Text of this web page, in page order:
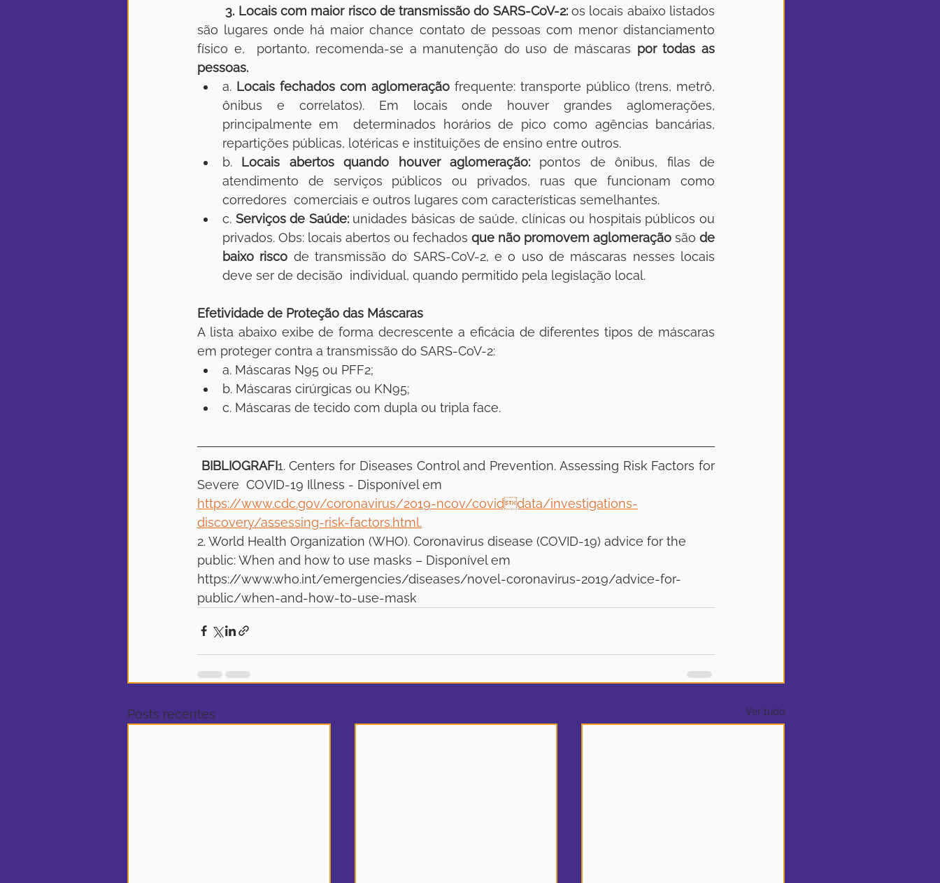
3. Locais com maior risco de transmissão do SARS-CoV-2: os locais abaixo listados
são lugares onde há maior chance contato de pessoas com menor distanciamento
físico e,  portanto, recomenda-se a manutenção do uso de máscaras por todas as
pessoas.
a. Locais fechados com aglomeração frequente: transporte público (trens, metrô,
ônibus e correlatos). Em locais onde houver grandes aglomerações,
principalmente em  determinados horários de pico como agências bancárias,
repartições públicas, lotéricas e instituições de ensino entre outros.
b. Locais abertos quando houver aglomeração: pontos de ônibus, filas de
atendimento de serviços públicos ou privados, ruas que funcionam como
corredores  comerciais e outros lugares com características semelhantes.
c. Serviços de Saúde: unidades básicas de saúde, clínicas ou hospitais públicos ou
privados. Obs: locais abertos ou fechados que não promovem aglomeração são de
baixo risco de transmissão do SARS-CoV-2, e o uso de máscaras nesses locais
deve ser de decisão  individual, quando permitido pela legislação local.
Efetividade de Proteção das Máscaras
A lista abaixo exibe de forma decrescente a eficácia de diferentes tipos de máscaras
em proteger contra a transmissão do SARS-CoV-2:
a. Máscaras N95 ou PFF2;
b. Máscaras cirúrgicas ou KN95;
c. Máscaras de tecido com dupla ou tripla face.
BIBLIOGRAFI1. Centers for Diseases Control and Prevention. Assessing Risk Factors for
Severe  COVID-19 Illness - Disponível em
https://www.cdc.gov/coronavirus/2019-ncov/coviddata/investigations-
discovery/assessing-risk-factors.html.
2. World Health Organization (WHO). Coronavirus disease (COVID-19) advice for the
public: When and how to use masks – Disponível em
https://www.who.int/emergencies/diseases/novel-coronavirus-2019/advice-for-
public/when-and-how-to-use-mask
Posts recentes Ver tudo